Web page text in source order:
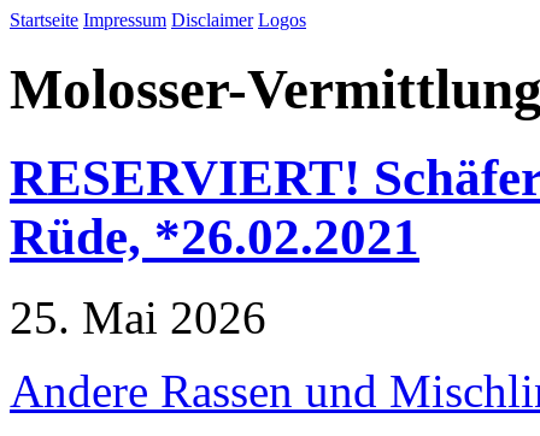
Startseite Impressum Disclaimer Logos
Molosser-
RESERVIERT!
Rüde, *26.02.2021
25. Mai 2026
Andere Rassen und